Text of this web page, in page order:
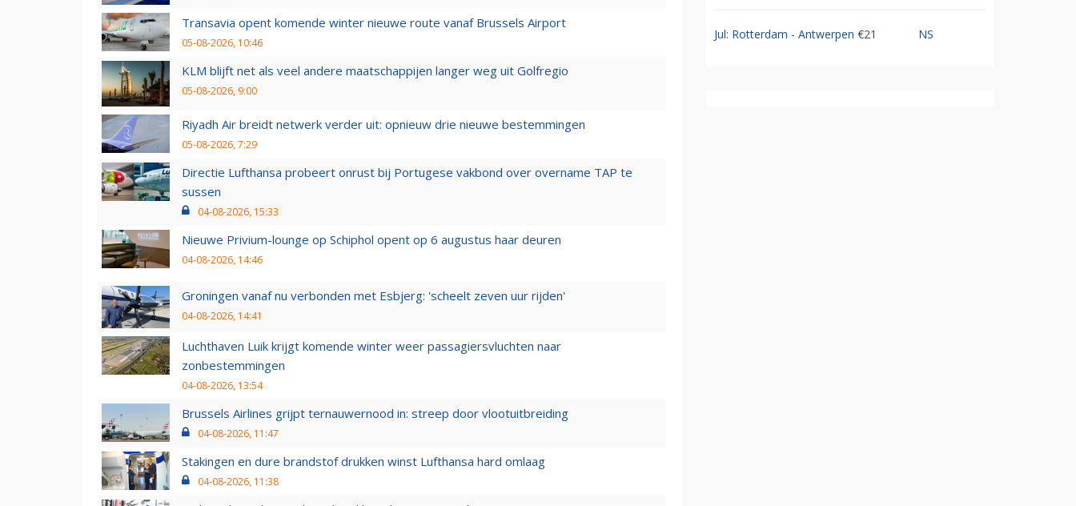
Transavia opent komende winter nieuwe route vanaf Brussels Airport
05-08-2026, 10:46
KLM blijft net als veel andere maatschappijen langer weg uit Golfregio
05-08-2026, 9:00
Riyadh Air breidt netwerk verder uit: opnieuw drie nieuwe bestemmingen
05-08-2026, 7:29
Directie Lufthansa probeert onrust bij Portugese vakbond over overname TAP te
sussen
04-08-2026, 15:33
Nieuwe Privium-lounge op Schiphol opent op 6 augustus haar deuren
04-08-2026, 14:46
Groningen vanaf nu verbonden met Esbjerg: 'scheelt zeven uur rijden'
04-08-2026, 14:41
Luchthaven Luik krijgt komende winter weer passagiersvluchten naar
zonbestemmingen
04-08-2026, 13:54
Brussels Airlines grijpt ternauwernood in: streep door vlootuitbreiding
04-08-2026, 11:47
Stakingen en dure brandstof drukken winst Lufthansa hard omlaag
04-08-2026, 11:38
Jul: Rotterdam - Antwerpen €21 NS